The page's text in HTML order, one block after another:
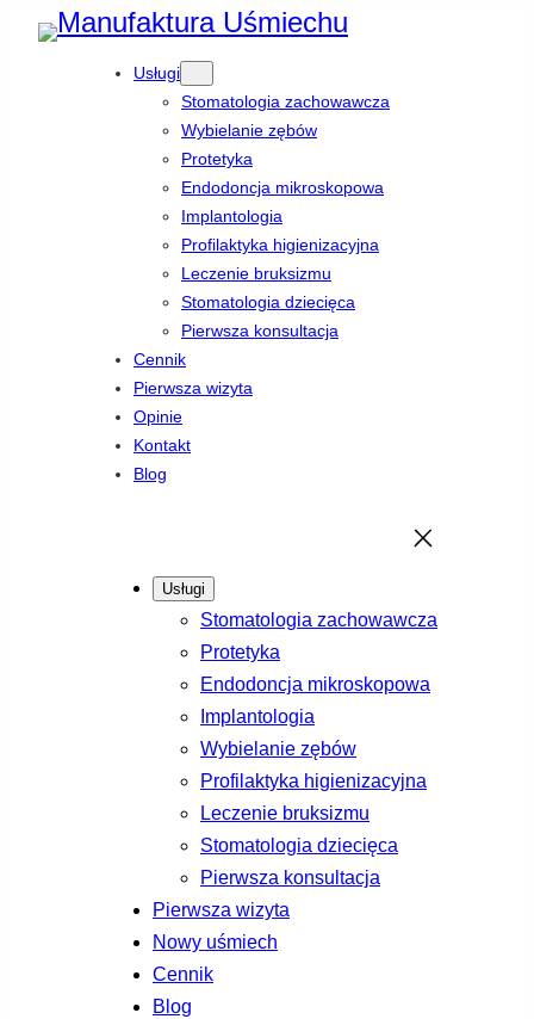
Przejdź
Usługi
Stomatologia zachowawcza
Wybielanie zębów
Protetyka
Endodoncja mikroskopowa
Implantologia
Profilaktyka higienizacyjna
Leczenie bruksizmu
Stomatologia dziecięca
Pierwsza konsultacja
Cennik
Pierwsza wizyta
Opinie
Kontakt
Blog
Usługi
Stomatologia zachowawcza
Protetyka
Endodoncja mikroskopowa
Implantologia
Wybielanie zębów
Profilaktyka higienizacyjna
Leczenie bruksizmu
Stomatologia dziecięca
Pierwsza konsultacja
Pierwsza wizyta
Nowy uśmiech
Cennik
Blog